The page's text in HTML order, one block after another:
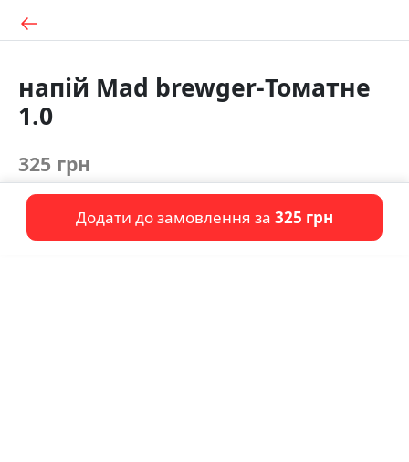
напій Mad brewger-Томатне
1.0
325 грн
Додати до замовлення за 325 грн